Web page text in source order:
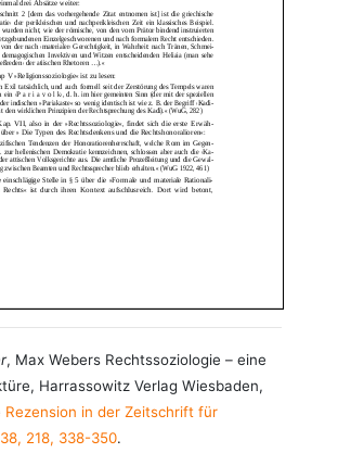
, Max Webers Rechtssoziologie – eine
Harrassowitz Verlag Wiesbaden,
Rezension in der Zeitschrift für
218, 338-350.